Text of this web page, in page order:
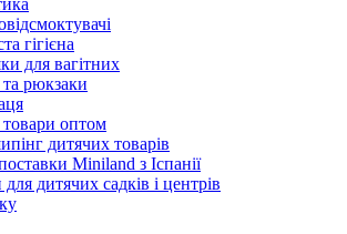
гігієна
для вагітних
рюкзаки
товари оптом
дитячих товарів
Miniland з Іспанії
дитячих садків і центрів